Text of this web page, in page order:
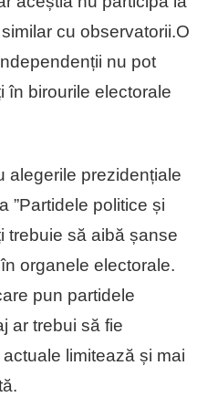
cu observatorii.O
nu pot
în birourile electorale
alegerile prezidențiale
”Partidele politice și
trebuie să aibă șanse
organele electorale.
pun partidele
ar trebui să fie
limitează și mai